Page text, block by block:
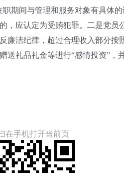
期间与管理和服务对象有具体
应认定为受贿犯罪。二是党
洁纪律，超过合理收入部分
礼品礼金等进行“感情投资”，
在手机打开当前页